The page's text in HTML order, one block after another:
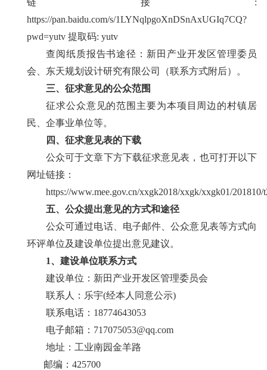
链接 :
https://pan.baidu.com/s/1LYNqlpgoXnDSnAxUGIq7CQ?
pwd=yutv 提取码: yutv
查阅纸质报告书途径： 新田产业开发区管理委员
会 、东天规划设计研究有限公司（联系方式附后）
。
三、征求意见的公众范围
征求公众意见的范围主要为本项目周边的村镇居
民、企事业单位等。
四、征求意见表的下载
公众可于文章下方下载征求意见表 ，也可打开以下
网址链接：
https://www.mee.gov.cn/xxgk2018/xxgk/xxgk01/201810/
五、公众提出意见的方式和途径
公众可通过电话、电子邮件、公众意见表等方式向
环评单位及建设单位提出意见建议。
1、建设单位联系方式
建设单位：新田产业开发区管理委员会
联系人：乐宇(经本人同意公示)
联系电话： 18774643053
电子邮箱： 717075053@qq.com
地址：工业南园金羊路
邮编： 425700